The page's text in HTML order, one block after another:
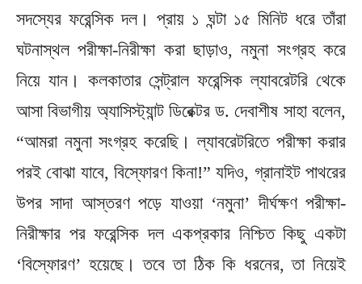
সদস্যের ফরেন্সিক দল। প্রায় ১ ঘন্টা ১৫ মিনিট ধরে তাঁরা
ঘটনাস্থল পরীক্ষা-নিরীক্ষা করা ছাড়াও, নমুনা সংগ্রহ করে
নিয়ে যান। কলকাতার সেন্ট্রাল ফরেন্সিক ল্যাবরেটরি থেকে
আসা বিভাগীয় অ্যাসিস্ট্যান্ট ডিরেক্টর ড. দেবাশীষ সাহা বলেন,
“আমরা নমুনা সংগ্রহ করেছি। ল্যাবরেটরিতে পরীক্ষা করার
পরই বোঝা যাবে, বিস্ফোরণ কিনা!” যদিও, গ্রানাইট পাথরের
উপর সাদা আস্তরণ পড়ে যাওয়া ‘নমুনা’ দীর্ঘক্ষণ পরীক্ষা-
নিরীক্ষার পর ফরেন্সিক দল একপ্রকার নিশ্চিত কিছু একটা
‘বিস্ফোরণ’ হয়েছে। তবে তা ঠিক কি ধরনের, তা নিয়েই